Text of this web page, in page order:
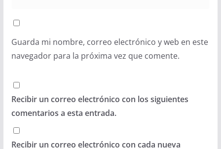
Guarda mi nombre, correo electrónico y web en este
navegador para la próxima vez que comente.
Recibir un correo electrónico con los siguientes
comentarios a esta entrada.
Recibir un correo electrónico con cada nueva